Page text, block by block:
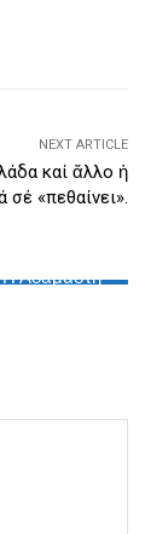
NEXT ARTICLE
καί ἄλλο ἡ
σέ «πεθαίνει».
Αδάμαστη